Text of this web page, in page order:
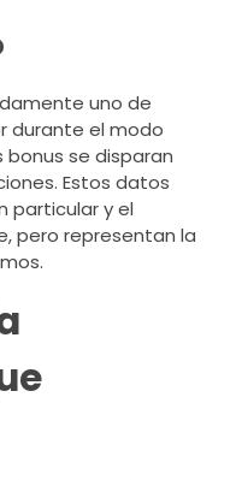
uno de
durante el modo
se disparan
Estos datos
particular y el
pero representan la